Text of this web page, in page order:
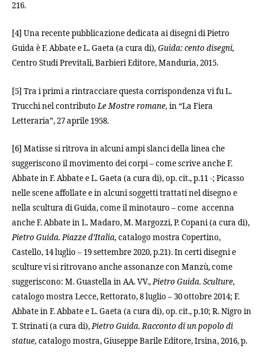
216.
[4] Una recente pubblicazione dedicata ai disegni di Pietro
Guida è F. Abbate e L. Gaeta (a cura di), Guida: cento disegni,
Centro Studi Previtali, Barbieri Editore, Manduria, 2015.
[5] Tra i primi a rintracciare questa corrispondenza vi fu L.
Trucchi nel contributoLe Mostre romane, in “La Fiera
Letteraria”, 27 aprile 1958.
[6] Matisse si ritrova in alcuni ampi slanci della linea che
suggeriscono il movimento dei corpi – come scrive anche F.
Abbate in F. Abbate e L. Gaeta (a cura di), op. cit., p.11 -; Picasso
nelle scene affollate e in alcuni soggetti trattati nel disegno e
nella scultura di Guida, come il minotauro – come accenna
anche F. Abbate in L. Madaro, M. Margozzi, P. Copani (a cura di),
Pietro Guida. Piazze d’Italia, catalogo mostra Copertino,
Castello, 14 luglio – 19 settembre 2020, p.21). In certi disegni e
sculture vi si ritrovano anche assonanze con Manzù, come
suggeriscono: M. Guastella in AA. VV.,Pietro Guida. Sculture,
catalogo mostra Lecce, Rettorato, 8 luglio – 30 ottobre 2014; F.
Abbate in F. Abbate e L. Gaeta (a cura di), op. cit., p.10; R. Nigro in
T. Strinati (a cura di),Pietro Guida. Racconto di un popolo di
statue, catalogo mostra, Giuseppe Barile Editore, Irsina, 2016, p.